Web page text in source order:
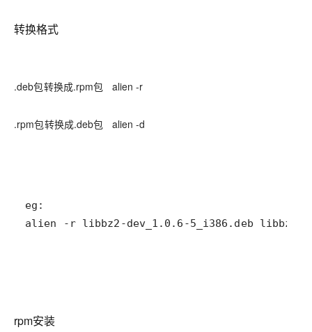
转换格式
.deb包转换成.rpm包 alien -r
.rpm包转换成.deb包 alien -d
alien -r libbz2-dev_1.0.6-5_i386.deb libbz2-
rpm安装